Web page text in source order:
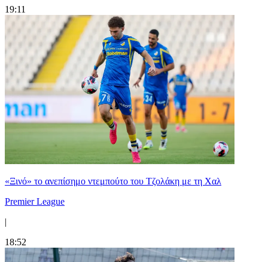
19:11
«Ξινό» το ανεπίσημο ντεμπούτο του Τζολάκη με τη Χαλ
Premier League
|
18:52